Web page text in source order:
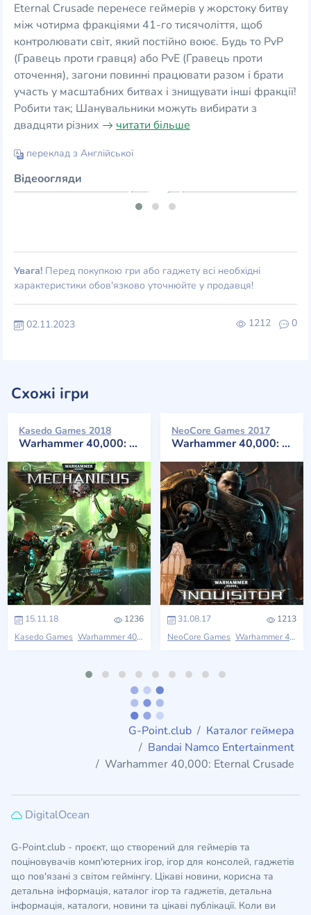
Eternal Crusade перенесе геймерів у жорстоку битву
між чотирма фракціями 41-го тисячоліття, щоб
контролювати світ, який постійно воює. Будь то PvP
(Гравець проти гравця) або PvE (Гравець проти
оточення), загони повинні працювати разом і брати
участь у масштабних битвах і знищувати інші фракції!
Робити так; Шанувальники можуть вибирати з
двадцяти різних
читати більше
переклад з Англійської
Відеоогляди
Увага! Перед покупкою гри або гаджету всі необхідні
характеристики обов'язково уточнюйте у продавця!
1212 0
02.11.2023
Схожі ігри
Kasedo Games 2018
Warhammer 40,000: Mechanicus
15.11.18
1236
Kasedo Games Warhammer 40,000
NeoCore Games 2017
Warhammer 40,000: Inquisitor - Martyr
31.08.17
1213
NeoCore Games Warhammer 40,000
G-Point.club
Каталог геймера
Bandai Namco Entertainment
Warhammer 40,000: Eternal Crusade
DigitalOcean
G-Point.club - проєкт, що створений для геймерів та
поціновувачів комп'ютерних ігор, ігор для консолей, гаджетів
що пов'язані з світом геймінгу. Цікаві новини, корисна та
детальна інформація, каталог ігор та гаджетів, детальна
інформація, каталоги, новини та цікаві публікації. Коли ви